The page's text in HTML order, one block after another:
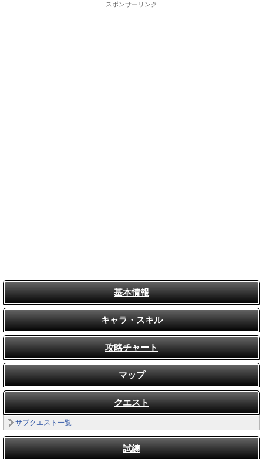
スポンサーリンク
基本情報
キャラ・スキル
攻略チャート
マップ
クエスト
サブクエスト一覧
試練